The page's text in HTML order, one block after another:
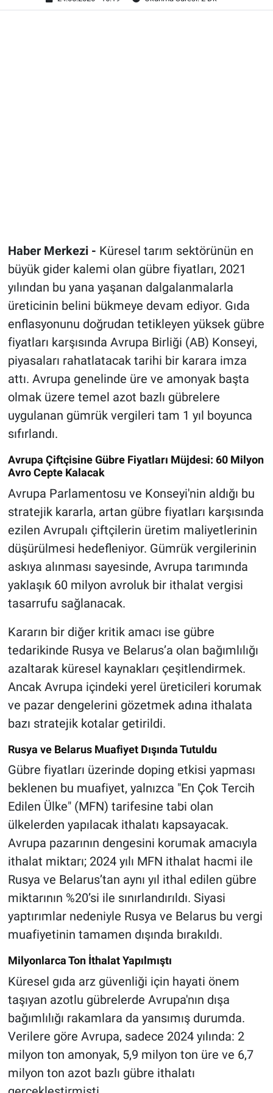
Haber Merkezi - Küresel tarım sektörünün en
büyük gider kalemi olan gübre fiyatları, 2021
yılından bu yana yaşanan dalgalanmalarla
üreticinin belini bükmeye devam ediyor. Gıda
enflasyonunu doğrudan tetikleyen yüksek gübre
fiyatları karşısında Avrupa Birliği (AB) Konseyi,
piyasaları rahatlatacak tarihi bir karara imza
attı. Avrupa genelinde üre ve amonyak başta
olmak üzere temel azot bazlı gübrelere
uygulanan gümrük vergileri tam 1 yıl boyunca
sıfırlandı.
Avrupa Çiftçisine Gübre Fiyatları Müjdesi: 60 Milyon
Avro Cepte Kalacak
Avrupa Parlamentosu ve Konseyi'nin aldığı bu
stratejik kararla, artan gübre fiyatları karşısında
ezilen Avrupalı çiftçilerin üretim maliyetlerinin
düşürülmesi hedefleniyor. Gümrük vergilerinin
askıya alınması sayesinde, Avrupa tarımında
yaklaşık 60 milyon avroluk bir ithalat vergisi
tasarrufu sağlanacak.
Kararın bir diğer kritik amacı ise gübre
tedarikinde Rusya ve Belarus’a olan bağımlılığı
azaltarak küresel kaynakları çeşitlendirmek.
Ancak Avrupa içindeki yerel üreticileri korumak
ve pazar dengelerini gözetmek adına ithalata
bazı stratejik kotalar getirildi.
Rusya ve Belarus Muafiyet Dışında Tutuldu
Gübre fiyatları üzerinde doping etkisi yapması
beklenen bu muafiyet, yalnızca "En Çok Tercih
Edilen Ülke" (MFN) tarifesine tabi olan
ülkelerden yapılacak ithalatı kapsayacak.
Avrupa pazarının dengesini korumak amacıyla
ithalat miktarı; 2024 yılı MFN ithalat hacmi ile
Rusya ve Belarus’tan aynı yıl ithal edilen gübre
miktarının %20’si ile sınırlandırıldı. Siyasi
yaptırımlar nedeniyle Rusya ve Belarus bu vergi
muafiyetinin tamamen dışında bırakıldı.
Milyonlarca Ton İthalat Yapılmıştı
Küresel gıda arz güvenliği için hayati önem
taşıyan azotlu gübrelerde Avrupa'nın dışa
bağımlılığı rakamlara da yansımış durumda.
Verilere göre Avrupa, sadece 2024 yılında: 2
milyon ton amonyak, 5,9 milyon ton üre ve 6,7
milyon ton azot bazlı gübre ithalatı